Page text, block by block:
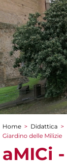
Tu sei qui
Home > Didattica >
Giardino delle Milizie
aMICi